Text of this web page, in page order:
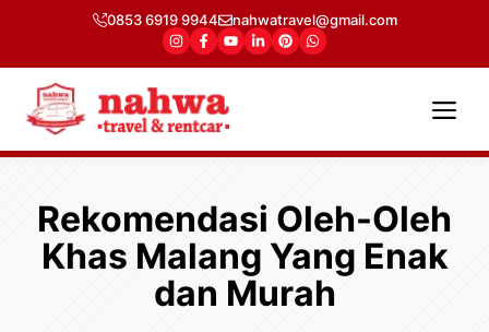
isi
0853 6919 9944 nahwatravel@gmail.com
Rekomendasi Oleh-Oleh
Khas Malang Yang Enak
dan Murah